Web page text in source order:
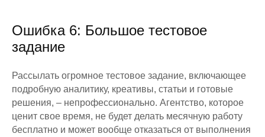
Ошибка 6: Большое тестовое
задание
Рассылать огромное тестовое задание, включающее
подробную аналитику, креативы, статьи и готовые
решения, – непрофессионально. Агентство, которое
ценит свое время, не будет делать месячную работу
бесплатно и может вообще отказаться от выполнения